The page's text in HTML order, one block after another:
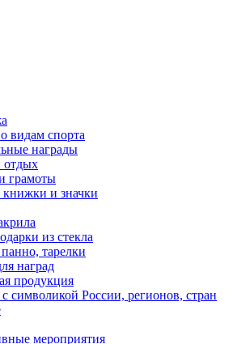
видам спорта
награды
грамоты
книжки и значки
из стекла
тарелки
наград
продукция
символикой России, регионов, стран
мероприятия